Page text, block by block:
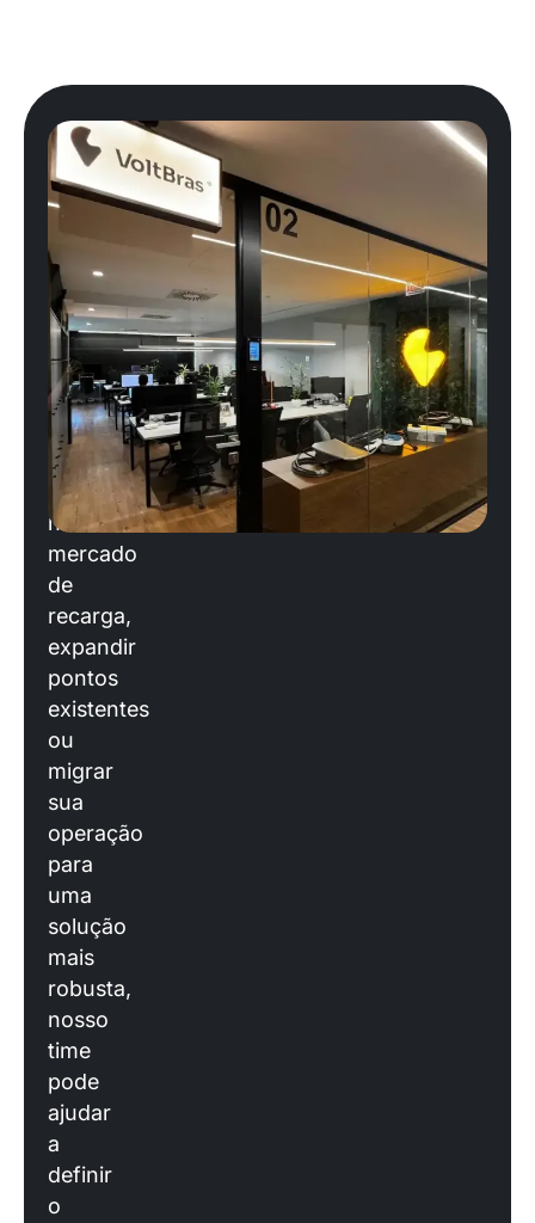
Precisa
estruturar
ou
escalar
sua
operação?
Se
você
está
planejando
entrar
no
mercado
de
recarga,
expandir
pontos
existentes
ou
migrar
sua
operação
para
uma
solução
mais
robusta,
nosso
time
pode
ajudar
a
definir
o